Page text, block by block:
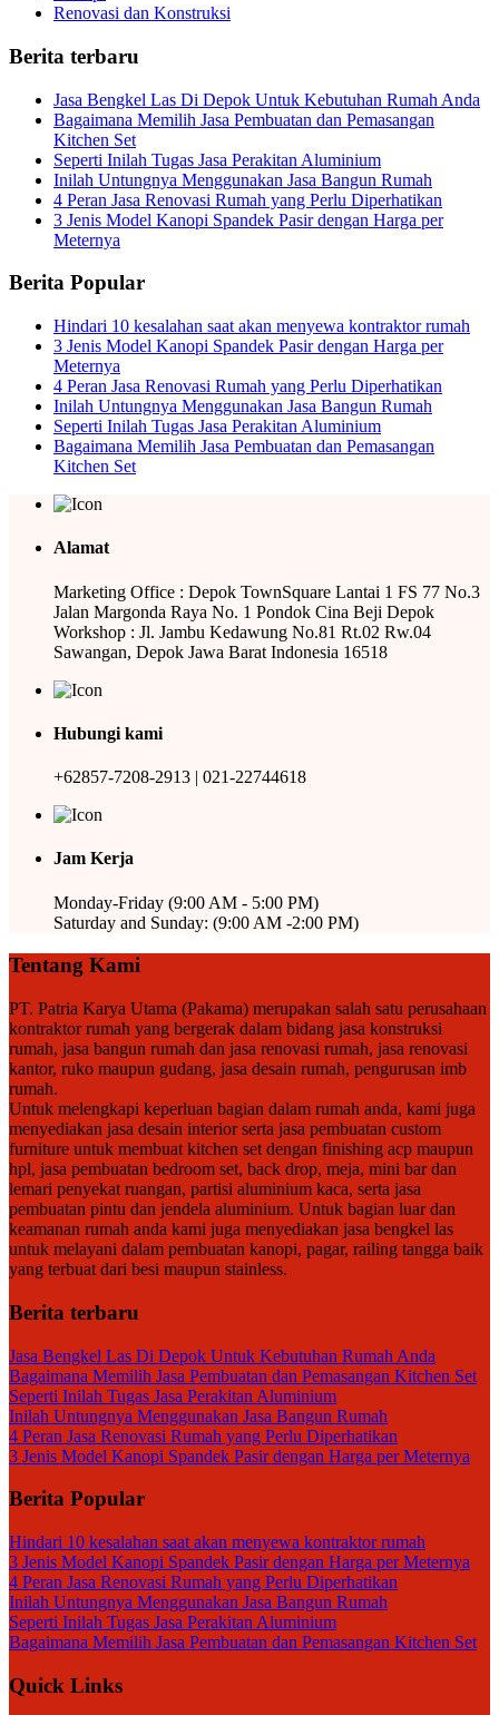
Renovasi dan Konstruksi
Berita terbaru
Jasa Bengkel Las Di Depok Untuk Kebutuhan Rumah Anda
Bagaimana Memilih Jasa Pembuatan dan Pemasangan
Kitchen Set
Seperti Inilah Tugas Jasa Perakitan Aluminium
Inilah Untungnya Menggunakan Jasa Bangun Rumah
4 Peran Jasa Renovasi Rumah yang Perlu Diperhatikan
3 Jenis Model Kanopi Spandek Pasir dengan Harga per
Meternya
Berita Popular
Hindari 10 kesalahan saat akan menyewa kontraktor rumah
3 Jenis Model Kanopi Spandek Pasir dengan Harga per
Meternya
4 Peran Jasa Renovasi Rumah yang Perlu Diperhatikan
Inilah Untungnya Menggunakan Jasa Bangun Rumah
Seperti Inilah Tugas Jasa Perakitan Aluminium
Bagaimana Memilih Jasa Pembuatan dan Pemasangan
Kitchen Set
Alamat
Marketing Office : Depok TownSquare Lantai 1 FS 77 No.3
Jalan Margonda Raya No. 1 Pondok Cina Beji Depok
Workshop : Jl. Jambu Kedawung No.81 Rt.02 Rw.04
Sawangan, Depok Jawa Barat Indonesia 16518
Hubungi kami
+62857-7208-2913 | 021-22744618
Jam Kerja
Monday-Friday (9:00 AM - 5:00 PM)
Saturday and Sunday: (9:00 AM -2:00 PM)
Tentang Kami
PT. Patria Karya Utama (Pakama) merupakan salah satu perusahaan
kontraktor rumah yang bergerak dalam bidang jasa konstruksi
rumah, jasa bangun rumah dan jasa renovasi rumah, jasa renovasi
kantor, ruko maupun gudang, jasa desain rumah, pengurusan imb
rumah.
Untuk melengkapi keperluan bagian dalam rumah anda, kami juga
menyediakan jasa desain interior serta jasa pembuatan custom
furniture untuk membuat kitchen set dengan finishing acp maupun
hpl, jasa pembuatan bedroom set, back drop, meja, mini bar dan
lemari penyekat ruangan, partisi aluminium kaca, serta jasa
pembuatan pintu dan jendela aluminium. Untuk bagian luar dan
keamanan rumah anda kami juga menyediakan jasa bengkel las
untuk melayani dalam pembuatan kanopi, pagar, railing tangga baik
yang terbuat dari besi maupun stainless.
Berita terbaru
Jasa Bengkel Las Di Depok Untuk Kebutuhan Rumah Anda
Bagaimana Memilih Jasa Pembuatan dan Pemasangan Kitchen Set
Seperti Inilah Tugas Jasa Perakitan Aluminium
Inilah Untungnya Menggunakan Jasa Bangun Rumah
4 Peran Jasa Renovasi Rumah yang Perlu Diperhatikan
3 Jenis Model Kanopi Spandek Pasir dengan Harga per Meternya
Berita Popular
Hindari 10 kesalahan saat akan menyewa kontraktor rumah
3 Jenis Model Kanopi Spandek Pasir dengan Harga per Meternya
4 Peran Jasa Renovasi Rumah yang Perlu Diperhatikan
Inilah Untungnya Menggunakan Jasa Bangun Rumah
Seperti Inilah Tugas Jasa Perakitan Aluminium
Bagaimana Memilih Jasa Pembuatan dan Pemasangan Kitchen Set
Quick Links